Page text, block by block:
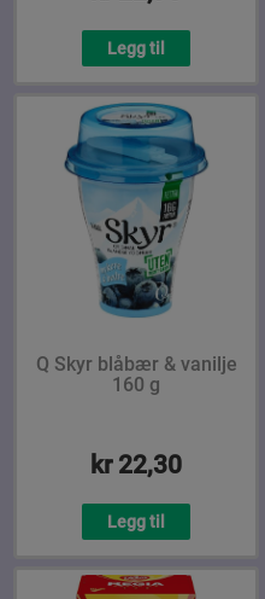
Legg til
Q Skyr blåbær & vanilje
160 g
kr 22,30
Legg til